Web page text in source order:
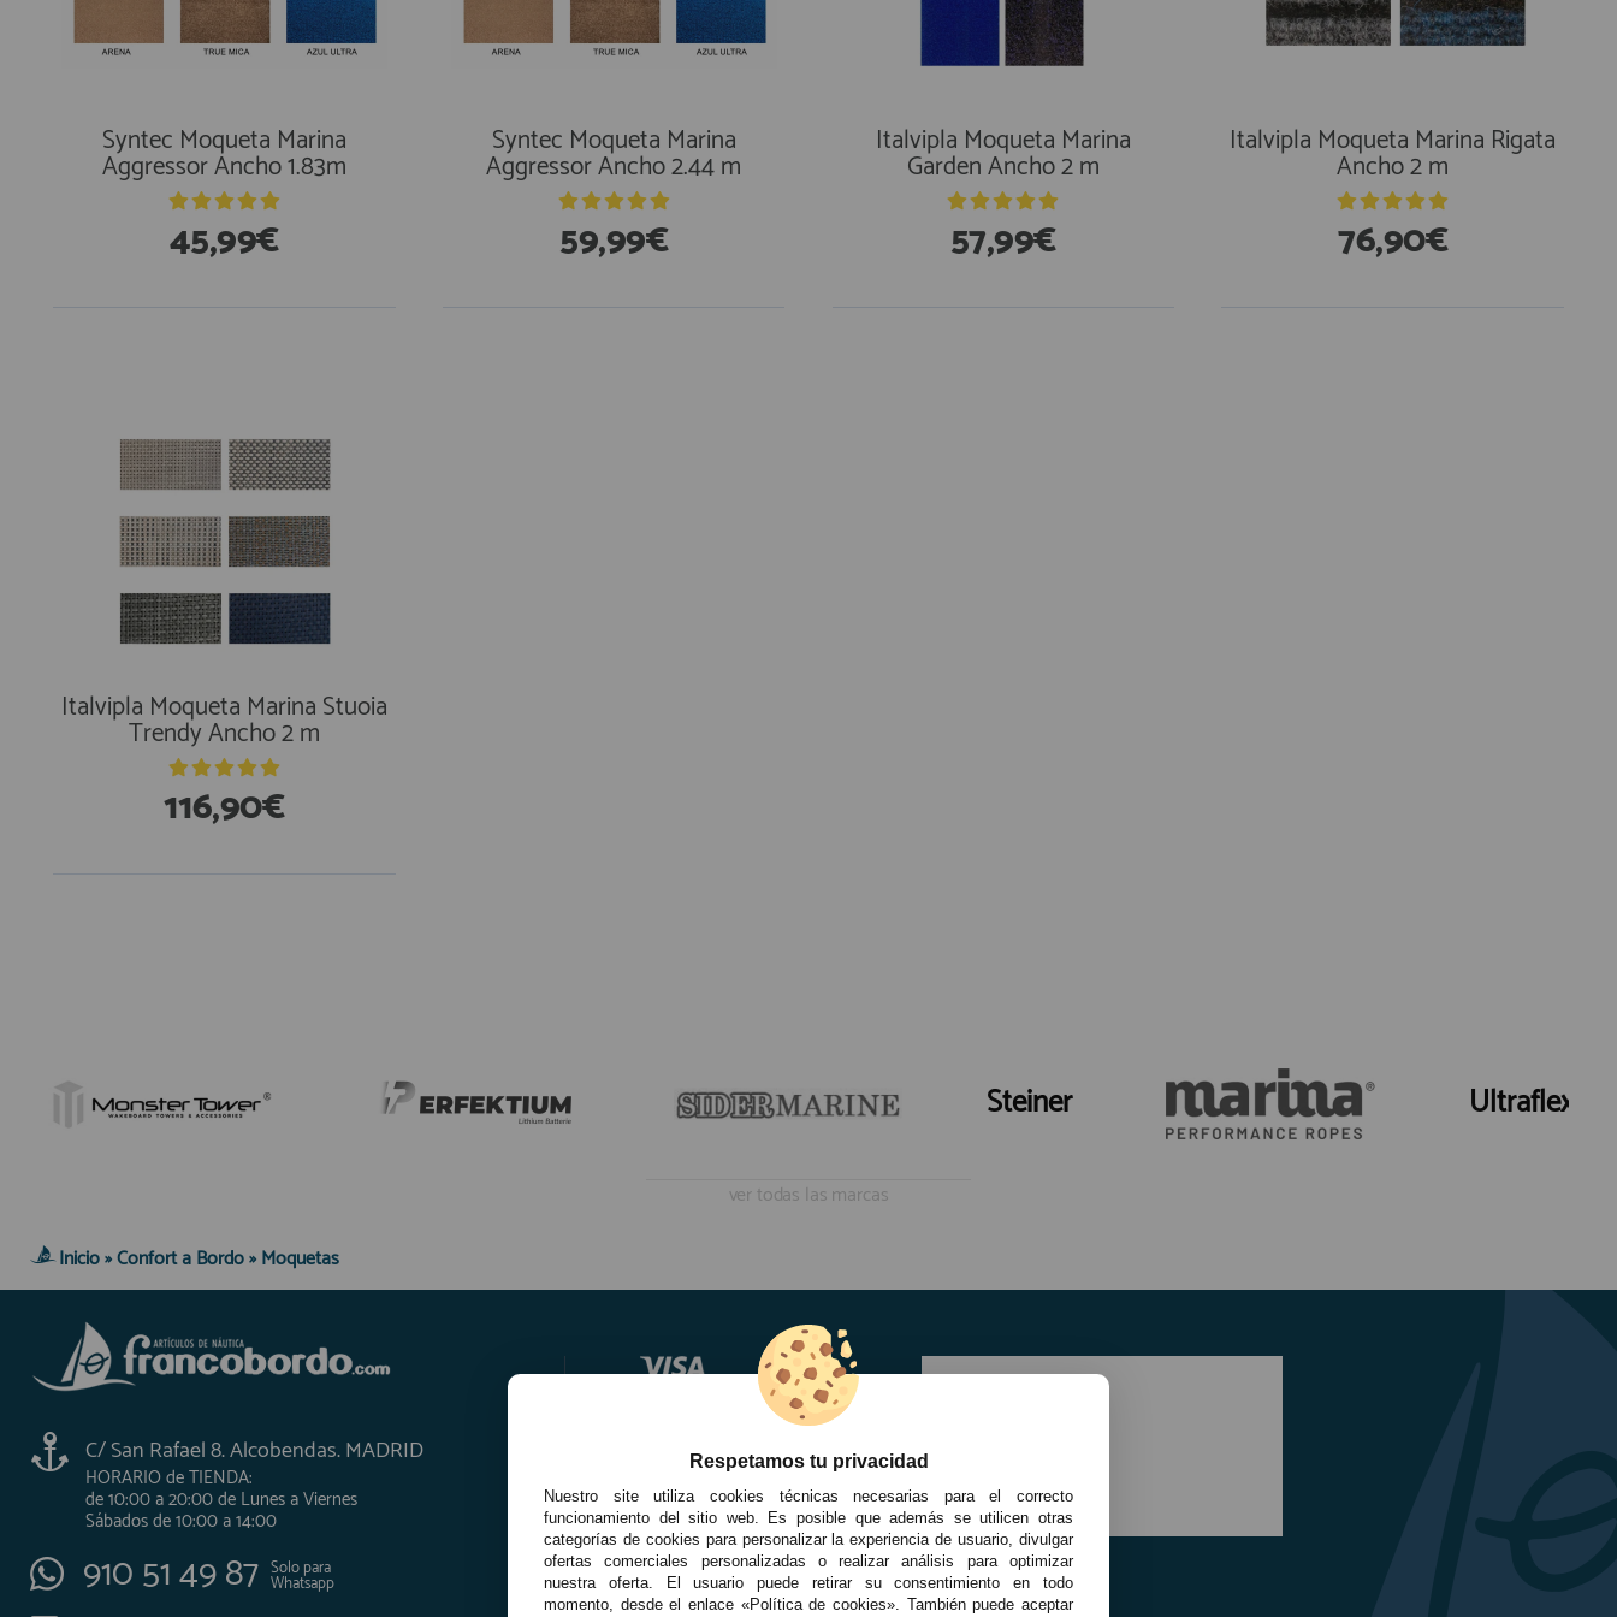
Equipo Personal
Fondeo y Amarre
Kayaks
Libros
Mantenimiento y Limpieza
Motonautica
Pesca
Tiempo Libre
Submarinismo
AFILIADOS
910 60 71 03
HORARIO de TIENDA:
de 10:00 a 20:00 de Lunes a Viernes
Syntec Moqueta Marina
Aggressor Ancho 1.83m
45,99€
Syntec Moqueta Marina
Aggressor Ancho 2.44 m
59,99€
Italvipla Moqueta Marina
Garden Ancho 2 m
57,99€
Italvipla Moqueta Marina Rigata
Ancho 2 m
76,90€
Italvipla Moqueta Marina Stuoia
Trendy Ancho 2 m
116,90€
Steiner Ultraflex
ver todas las marcas
Inicio»Confort a Bordo» Moquetas
C/ San Rafael 8. Alcobendas. MADRID
HORARIO de TIENDA:
de 10:00 a 20:00 de Lunes a Viernes
Sábados de 10:00 a 14:00
910 51 49 87 Solo para
Whatsapp
Respetamos tu privacidad
Nuestro site utiliza cookies técnicas necesarias para el correcto
funcionamiento del sitio web. Es posible que además se utilicen otras
categorías de cookies para personalizar la experiencia de usuario, divulgar
ofertas comerciales personalizadas o realizar análisis para optimizar
nuestra oferta. El usuario puede retirar su consentimiento en todo
momento, desde el enlace «Política de cookies». También puede aceptar